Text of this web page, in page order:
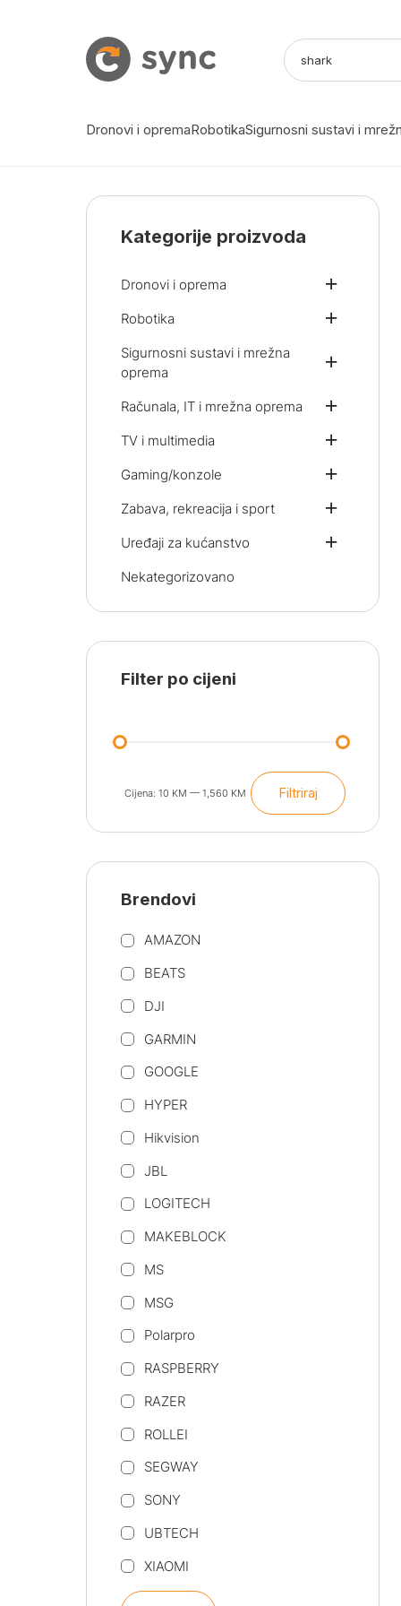
Dronovi i opremaRobotikaSigurnosni sustavi i
Kategorije proizvoda
Dronovi i oprema
Robotika
Sigurnosni sustavi i mrežna
oprema
Računala, IT i mrežna oprema
TV i multimedia
Gaming/konzole
Zabava, rekreacija i sport
Uređaji za kućanstvo
Nekategorizovano
Filter po cijeni
Min
cijena
Maks
cijena
Filtriraj
Cijena: 10 KM — 1,560 KM
Brendovi
AMAZON
BEATS
DJI
GARMIN
GOOGLE
HYPER
Hikvision
JBL
LOGITECH
MAKEBLOCK
MS
MSG
Polarpro
RASPBERRY
RAZER
ROLLEI
SEGWAY
SONY
UBTECH
XIAOMI